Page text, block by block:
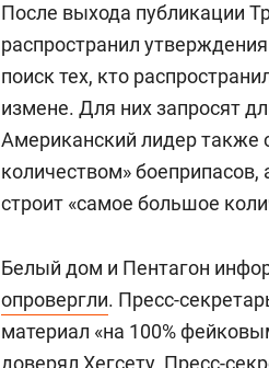
После выхода публикации
распространил
поиск тех, кто
измене. Для них запросят
Американский лидер также
количеством»
строит «самое большое
Белый дом и Пентагон
опровергли. Пресс-
материал «на 100%
доверял Хегсету. Пресс-